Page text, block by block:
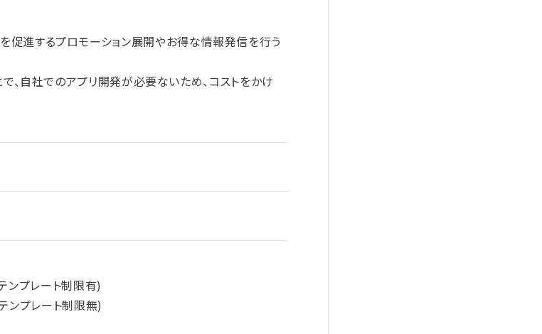
進するプロモーション展開やお得な情報発信を行う
、自社でのアプリ開発が必要ないため、コストをかけ
ンプレート制限有)
ンプレート制限無)